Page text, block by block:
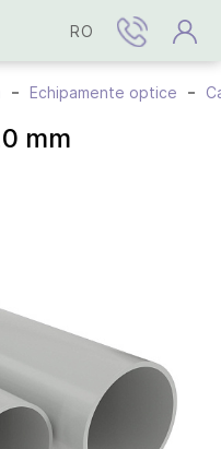
RO
Echipamente optice
mm